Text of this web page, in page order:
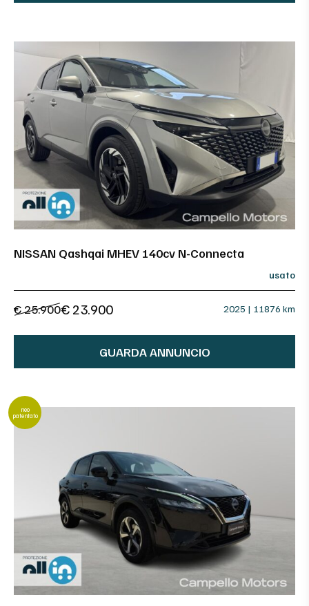
NISSAN Qashqai MHEV 140cv N-Connecta
usato
€ 25.900€ 23.900 2025 | 11876 km
GUARDA ANNUNCIO
neo
patentato